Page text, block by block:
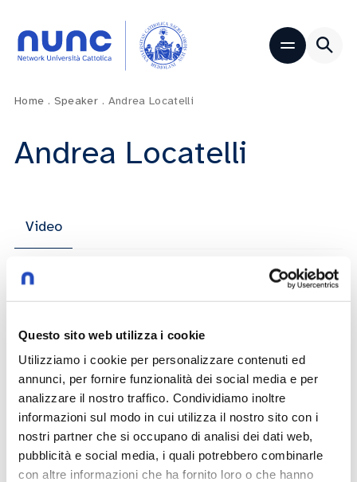
Questo sito web utilizza i cookie
Utilizziamo i cookie per personalizzare contenuti ed
annunci, per fornire funzionalità dei social media e per
analizzare il nostro traffico. Condividiamo inoltre
informazioni sul modo in cui utilizza il nostro sito con i
nostri partner che si occupano di analisi dei dati web,
pubblicità e social media, i quali potrebbero combinarle
con altre informazioni che ha fornito loro o che hanno
Home . Speaker . Andrea Locatelli
Andrea Locatelli
Video
l’inclusione e il benessere organizzativo
Vania Patrone
12/03/2024